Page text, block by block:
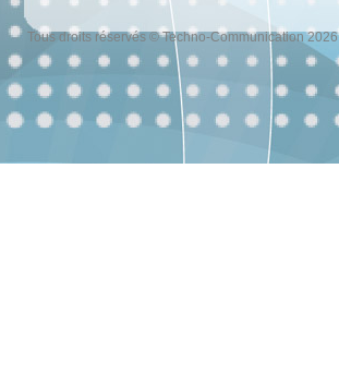
Tous droits réservés © Techno-Communication 2026